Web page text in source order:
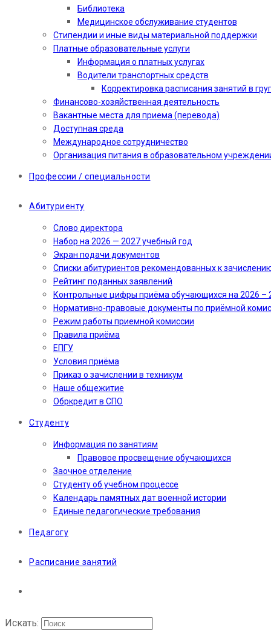
Библиотека
Медицинское обслуживание студентов
Стипендии и иные виды материальной поддержки
Платные образовательные услуги
Информация о платных услугах
Водители транспортных средств
Корректировка расписания занятий в
Финансово-хозяйственная деятельность
Вакантные места для приема (перевода)
Доступная среда
Международное сотрудничество
Организация питания в образовательном
Профессии / специальности
Абитуриенту
Слово директора
Набор на 2026 — 2027 учебный год
Экран подачи документов
Cписки абитуриентов рекомендованных к
Рейтинг поданных заявлений
Контрольные цифры приёма обучающихся на 2026 –
Нормативно-правовые документы по приёмной
Режим работы приемной комиссии
Правила приёма
ЕПГУ
Условия приёма
Приказ о зачислении в техникум
Наше общежитие
Обркредит в СПО
Студенту
Информация по занятиям
Правовое просвещение обучающихся
Заочное отделение
Студенту об учебном процессе
Календарь памятных дат военной истории
Единые педагогические требования
Педагогу
Расписание занятий
Искать: